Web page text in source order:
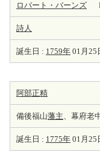
ロバート・バーンズ
詩人
誕生日 : 1759年 01月25
阿部正精
備後福山藩主、幕府老
誕生日 : 1775年 01月25